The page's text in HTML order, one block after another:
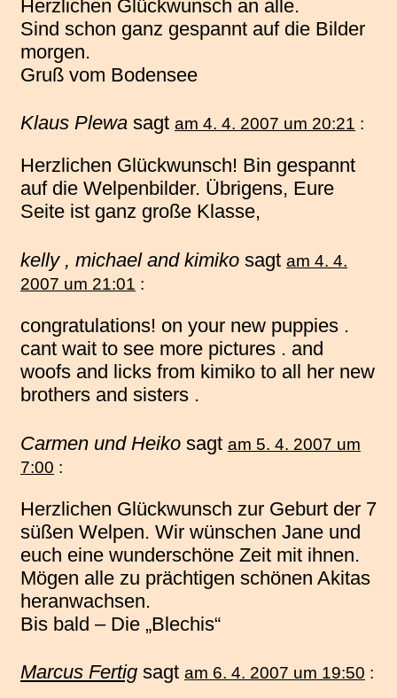
Herzlichen Glückwunsch an alle.
Sind schon ganz gespannt auf die Bilder
morgen.
Gruß vom Bodensee
Klaus Plewa sagt am 4. 4. 2007 um 20:21 :
Herzlichen Glückwunsch! Bin gespannt
auf die Welpenbilder. Übrigens, Eure
Seite ist ganz große Klasse,
kelly , michael and kimiko sagt am 4. 4.
2007 um 21:01 :
congratulations! on your new puppies .
cant wait to see more pictures . and
woofs and licks from kimiko to all her new
brothers and sisters .
Carmen und Heiko sagt am 5. 4. 2007 um
7:00 :
Herzlichen Glückwunsch zur Geburt der 7
süßen Welpen. Wir wünschen Jane und
euch eine wunderschöne Zeit mit ihnen.
Mögen alle zu prächtigen schönen Akitas
heranwachsen.
Bis bald – Die „Blechis“
Marcus Fertig sagt am 6. 4. 2007 um 19:50 :